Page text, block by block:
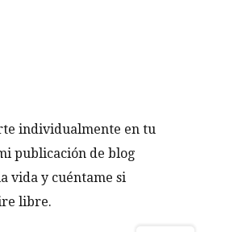
individualmente en tu
publicación de blog
vida y cuéntame si
libre.